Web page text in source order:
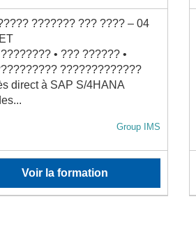
??????? ??? ???? – 04
• ??? ?????? •
?????????????
direct à SAP S/4HANA
Group IMS
Voir la formation